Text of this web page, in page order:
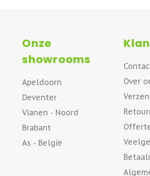
Onze
showrooms
Apeldoorn
Deventer
Vianen - Noord
Brabant
As - België
Over